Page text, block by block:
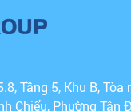
Tầng 5, Khu B,
Chiểu, Phường Tân